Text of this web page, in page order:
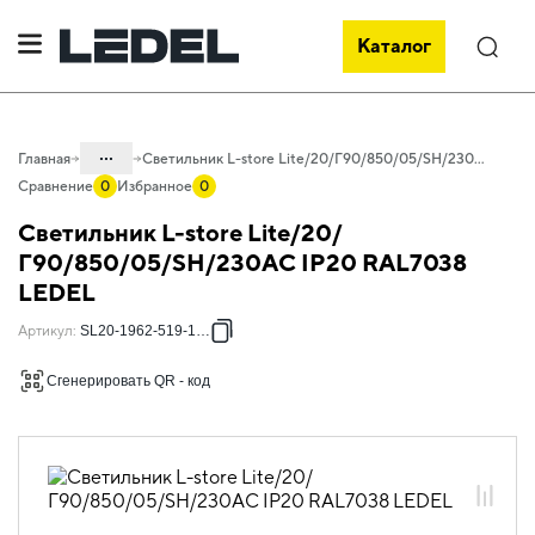
Каталог Поиск
Главная ...
Проектное освещение LEDEL
L-store Lite
Светильник L-store Lite/20/Г90/850/05/SH/230AC IP20 RAL7038 LEDEL
Сравнение 0 Избранное 0
Светильник L-store Lite/20/
Г90/850/05/SH/230AC IP20 RAL7038
LEDEL
Артикул: SL20-1962-519-1213
Сгенерировать QR - код